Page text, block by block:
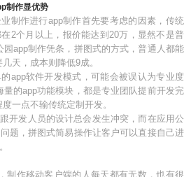
制作显优势
制作进行app制作首先要考虑的因素，传统
2个月以上，报价能达到20万，显然不是普
app制作凭条，拼图式的方式，普通人都能
天，成本则降低9成。
app软件开发模式，可能会被误认为专业度
的app功能模块，都是专业团队提前开发完
一点不输传统定制开发。
开发人员的设计总会发生冲突，而在应用公
题，拼图式简易操作让客户可以直接自己进
制作移动客户端的人每天都有无数，也有很